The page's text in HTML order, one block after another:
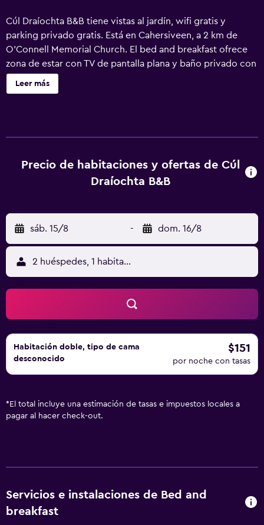
Cúl Draíochta B&B tiene vistas al jardín, wifi gratis y
parking privado gratis. Está en Cahersiveen, a 2 km de
O'Connell Memorial Church. El bed and breakfast ofrece
zona de estar con TV de pantalla plana y baño privado con
artículos de aseo gratuitos, secador de pelo y ducha.
Después de un día de senderismo o ciclismo, la clientela
Leer más
Precio de habitaciones y ofertas de Cúl
Draíochta B&B
sáb. 15/8 - dom. 16/8
2 huéspedes, 1 habitación
Habitación doble, tipo de cama
desconocido
$151
por noche con tasas
* El total incluye una estimación de tasas e impuestos locales a
pagar al hacer check-out.
Servicios e instalaciones de Bed and
breakfast